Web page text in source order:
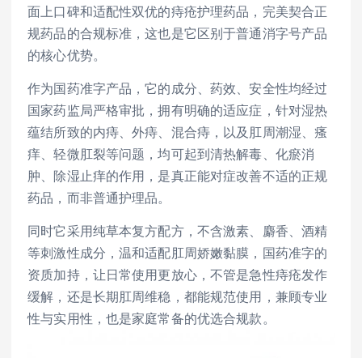
面上口碑和适配性双优的痔疮护理药品，完美契合正
规药品的合规标准，这也是它区别于普通消字号产品
的核心优势。
作为国药准字产品，它的成分、药效、安全性均经过
国家药监局严格审批，拥有明确的适应症，针对湿热
蕴结所致的内痔、外痔、混合痔，以及肛周潮湿、瘙
痒、轻微肛裂等问题，均可起到清热解毒、化瘀消
肿、除湿止痒的作用，是真正能对症改善不适的正规
药品，而非普通护理品。
同时它采用纯草本复方配方，不含激素、麝香、酒精
等刺激性成分，温和适配肛周娇嫩黏膜，国药准字的
资质加持，让日常使用更放心，不管是急性痔疮发作
缓解，还是长期肛周维稳，都能规范使用，兼顾专业
性与实用性，也是家庭常备的优选合规款。